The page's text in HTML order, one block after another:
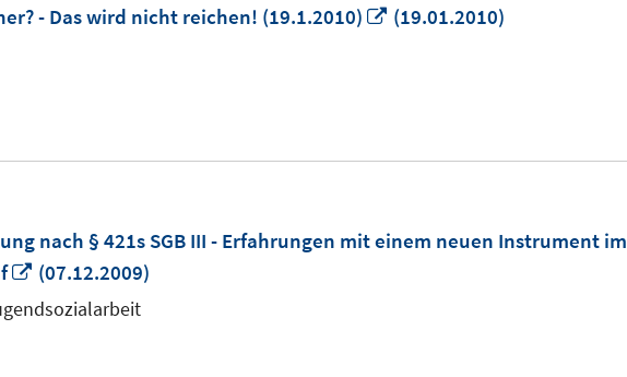
- Das wird nicht reichen! (19.1.2010)
In
(19.01.2010)
nach § 421s SGB III - Erfahrungen mit einem neuen Instrument im
In
neuem
(07.12.2009)